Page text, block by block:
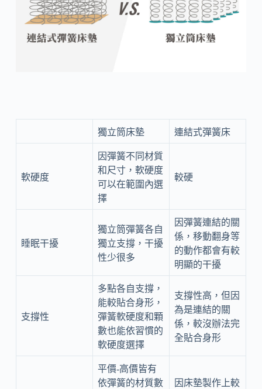
獨立筒床墊 連結式彈簧床
軟硬度
因彈簧不同材質
和尺寸，軟硬度
可以在範圍內選
擇
較硬
睡眠干擾
獨立筒彈簧各自
獨立支撐，干擾
性少很多
因彈簧連結的關
係，移動翻身等
的動作都會有較
明顯的干擾
支撐性
多點各自支撐，
能較貼合身形，
彈簧軟硬度和顆
數也能依習慣的
軟硬度選擇
支撐性高，但因
為是連結的關
係，較沒辦法完
全貼合身形
平價-高價皆有
依彈簧的材質數
因床墊製作上較